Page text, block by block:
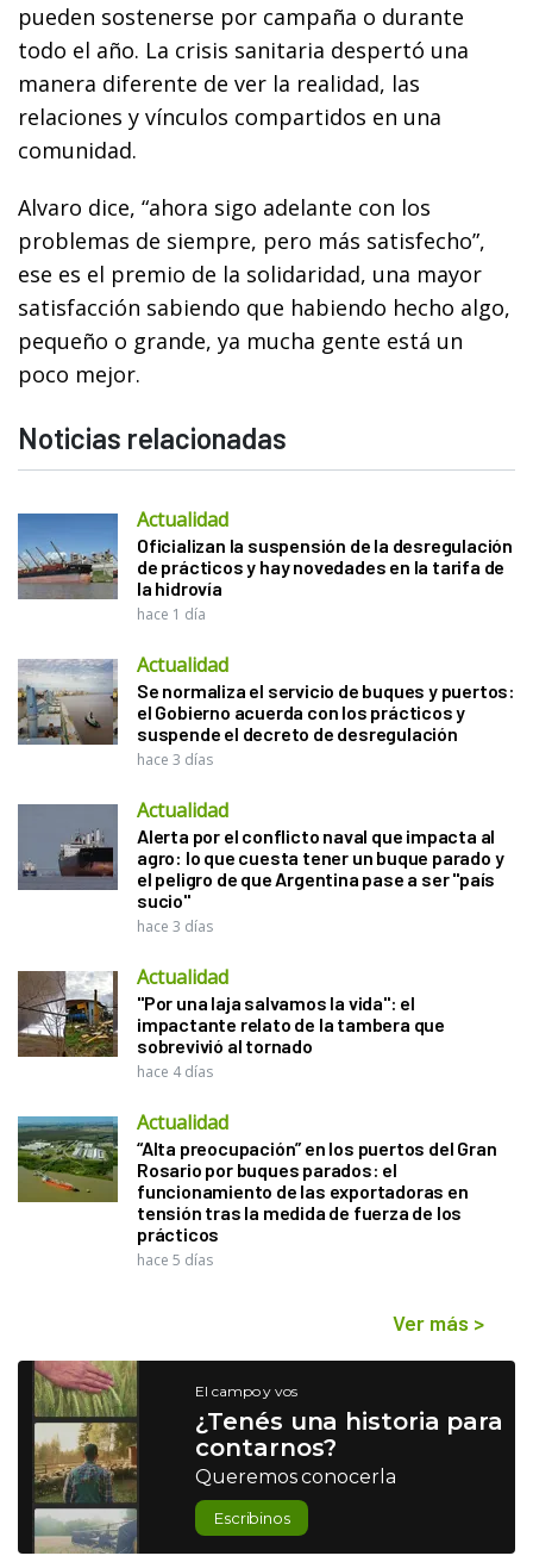
pueden sostenerse por campaña o durante
todo el año. La crisis sanitaria despertó una
manera diferente de ver la realidad, las
relaciones y vínculos compartidos en una
comunidad.
Alvaro dice, “ahora sigo adelante con los
problemas de siempre, pero más satisfecho”,
ese es el premio de la solidaridad, una mayor
satisfacción sabiendo que habiendo hecho algo,
pequeño o grande, ya mucha gente está un
poco mejor.
Noticias relacionadas
Actualidad
Oficializan la suspensión de la desregulación
de prácticos y hay novedades en la tarifa de
la hidrovía
hace 1 día
Actualidad
Se normaliza el servicio de buques y puertos:
el Gobierno acuerda con los prácticos y
suspende el decreto de desregulación
hace 3 días
Actualidad
Alerta por el conflicto naval que impacta al
agro: lo que cuesta tener un buque parado y
el peligro de que Argentina pase a ser "país
sucio"
hace 3 días
Actualidad
"Por una laja salvamos la vida": el
impactante relato de la tambera que
sobrevivió al tornado
hace 4 días
Actualidad
“Alta preocupación” en los puertos del Gran
Rosario por buques parados: el
funcionamiento de las exportadoras en
tensión tras la medida de fuerza de los
prácticos
hace 5 días
Ver más >
El campo y vos
¿Tenés una historia para
contarnos?
Queremos conocerla
Escribinos